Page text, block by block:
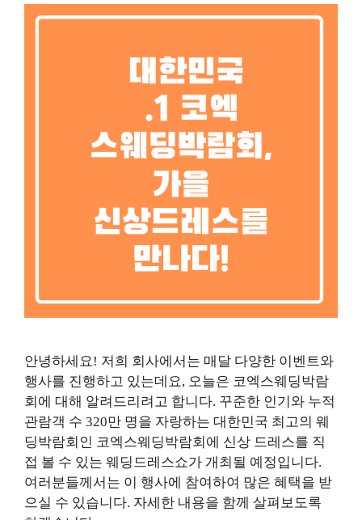
안녕하세요! 저희 회사에서는 매달 다양한 이벤트와
행사를 진행하고 있는데요, 오늘은 코엑스웨딩박람
회에 대해 알려드리려고 합니다. 꾸준한 인기와 누적
관람객 수 320만 명을 자랑하는 대한민국 최고의 웨
딩박람회인 코엑스웨딩박람회에 신상 드레스를 직
접 볼 수 있는 웨딩드레스쇼가 개최될 예정입니다.
여러분들께서는 이 행사에 참여하여 많은 혜택을 받
으실 수 있습니다. 자세한 내용을 함께 살펴보도록